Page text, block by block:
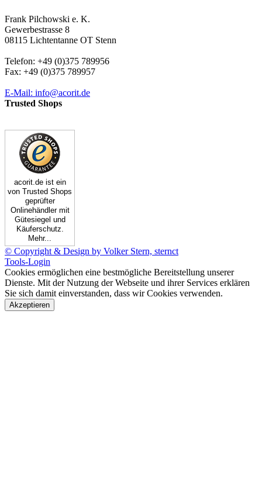
Frank Pilchowski e. K.
Gewerbestrasse 8
08115 Lichtentanne OT Stenn
Telefon: +49 (0)375 789956
Fax: +49 (0)375 789957
E-Mail: info@acorit.de
Trusted Shops
acorit.de ist ein
von Trusted Shops
geprüfter
Onlinehändler mit
Gütesiegel und
Käuferschutz.
Mehr...
© Copyright & Design by Volker Stern, sternct
Tools-Login
Cookies ermöglichen eine bestmögliche Bereitstellung unserer
Dienste. Mit der Nutzung der Webseite und ihrer Services erklären
Sie sich damit einverstanden, dass wir Cookies verwenden.